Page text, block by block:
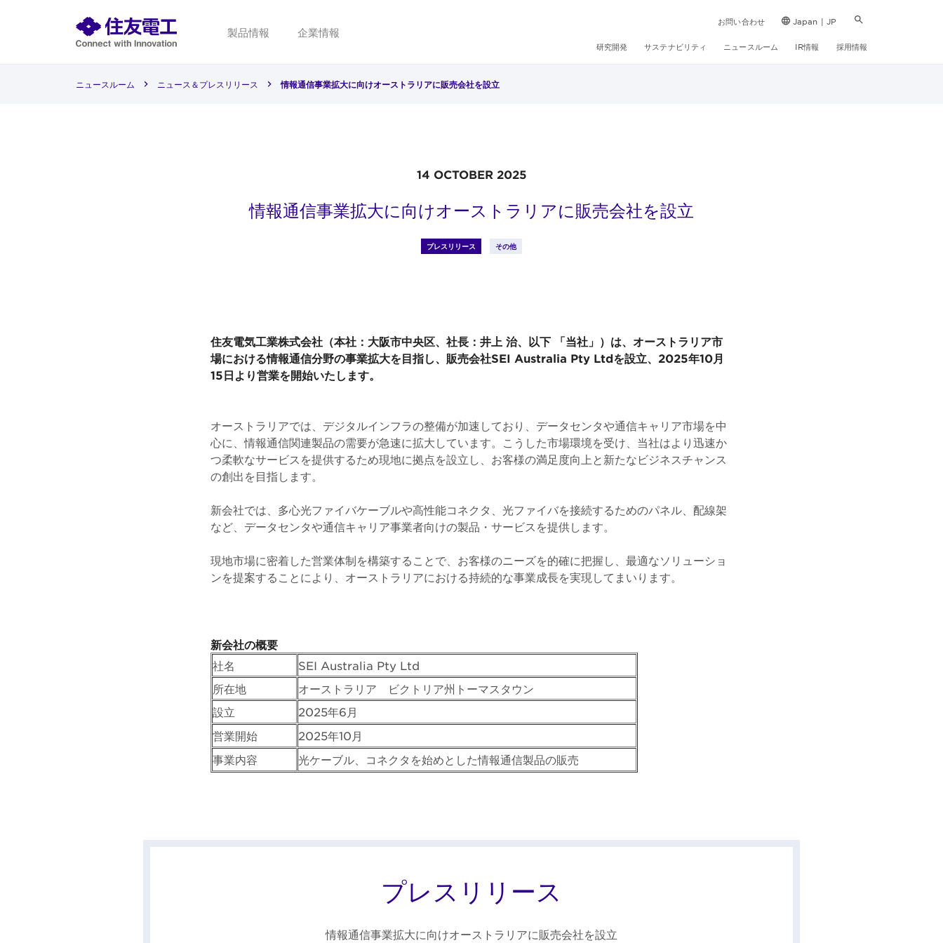
製品情報 企業情報
お問い合わせ Japan | JP
研究開発 サステナビリティ ニュースルーム IR情報 採用情報
ニュースルーム ニュース＆プレスリリース 情報通信事業拡大に向けオーストラリアに販売会社を設立
14 OCTOBER 2025
情報通信事業拡大に向けオーストラリアに販売会社を設立
プレスリリース その他
住友電気工業株式会社（本社：大阪市中央区、社長：井上 治、以下 「当社」）は、オーストラリア市
場における情報通信分野の事業拡大を目指し、販売会社SEI Australia Pty Ltdを設立、2025年10月
15日より営業を開始いたします。
オーストラリアでは、デジタルインフラの整備が加速しており、データセンタや通信キャリア市場を中
心に、情報通信関連製品の需要が急速に拡大しています。こうした市場環境を受け、当社はより迅速か
つ柔軟なサービスを提供するため現地に拠点を設立し、お客様の満足度向上と新たなビジネスチャンス
の創出を目指します。
新会社では、多心光ファイバケーブルや高性能コネクタ、光ファイバを接続するためのパネル、配線架
など、データセンタや通信キャリア事業者向けの製品・サービスを提供します。
現地市場に密着した営業体制を構築することで、お客様のニーズを的確に把握し、最適なソリューショ
ンを提案することにより、オーストラリアにおける持続的な事業成長を実現してまいります。
新会社の概要
社名
SEI Australia Pty Ltd
所在地
オーストラリア ビクトリア州トーマスタウン
設立
2025年6月
営業開始
2025年10月
事業内容
光ケーブル、コネクタを始めとした情報通信製品の販売
プレスリリース
情報通信事業拡大に向けオーストラリアに販売会社を設立